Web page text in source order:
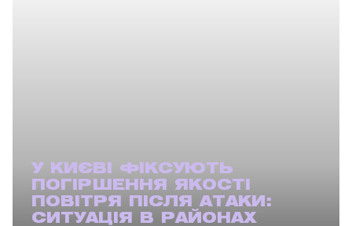
У КИЄВІ ФІКСУЮТЬ
ПОГІРШЕННЯ ЯКОСТІ
ПОВІТРЯ ПІСЛЯ АТАКИ:
СИТУАЦІЯ В РАЙОНАХ